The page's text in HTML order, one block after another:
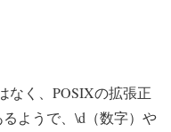
なく、POSIXの拡張正
ようで、\d（数字）や